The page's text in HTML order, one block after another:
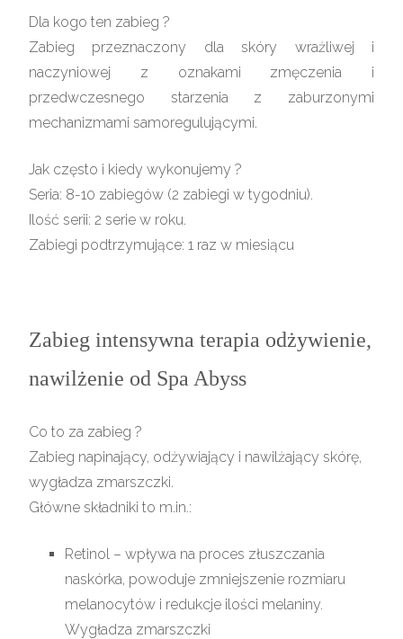
Dla kogo ten zabieg ?
Zabieg przeznaczony dla skóry wrażliwej i
naczyniowej z oznakami zmęczenia i
przedwczesnego starzenia z zaburzonymi
mechanizmami samoregulującymi.
Jak często i kiedy wykonujemy ?
Seria: 8-10 zabiegów (2 zabiegi w tygodniu).
Ilość serii: 2 serie w roku.
Zabiegi podtrzymujące: 1 raz w miesiącu
Zabieg intensywna terapia odżywienie,
nawilżenie od Spa Abyss
Co to za zabieg ?
Zabieg napinający, odżywiający i nawilżający skórę,
wygładza zmarszczki.
Główne składniki to m.in.:
Retinol – wpływa na proces złuszczania
naskórka, powoduje zmniejszenie rozmiaru
melanocytów i redukcje ilości melaniny.
Wygładza zmarszczki